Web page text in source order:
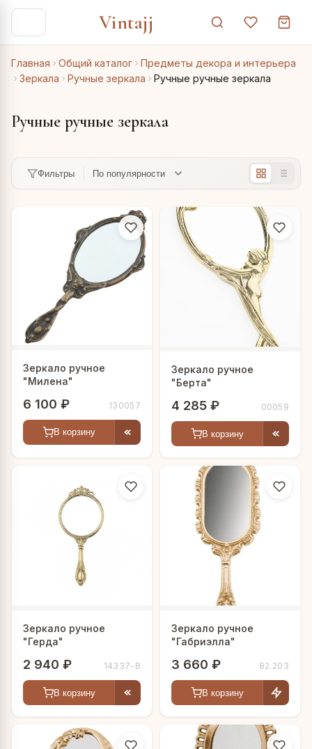
Vintajj
Главная Общий каталог
Предметы декора и интерьера
Зеркала
Ручные зеркала Ручные ручные зеркала
Ручные ручные зеркала
Фильтры
Зеркало ручное
"Милена"
6 100 ₽ 130057
В корзину
Зеркало ручное
"Берта"
4 285 ₽ 00059
В корзину
Зеркало ручное
"Герда"
2 940 ₽ 14337-В
В корзину
Зеркало ручное
"Габриэлла"
3 660 ₽ 82.203
В корзину